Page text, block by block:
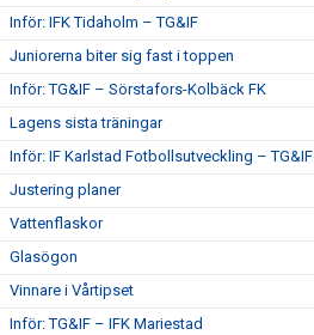
Inför: IFK Tidaholm – TG&IF
Juniorerna biter sig fast i toppen
Inför: TG&IF – Sörstafors-Kolbäck FK
Lagens sista träningar
Inför: IF Karlstad Fotbollsutveckling – TG&IF
Justering planer
Vattenflaskor
Glasögon
Vinnare i Vårtipset
Inför: TG&IF – IFK Mariestad